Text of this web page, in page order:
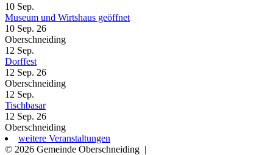
10 Sep.
Museum und Wirtshaus geöffnet
10 Sep. 26
Oberschneiding
12 Sep.
Dorffest
12 Sep. 26
Oberschneiding
12 Sep.
Tischbasar
12 Sep. 26
Oberschneiding
weitere Veranstaltungen
© 2026 Gemeinde Oberschneiding |